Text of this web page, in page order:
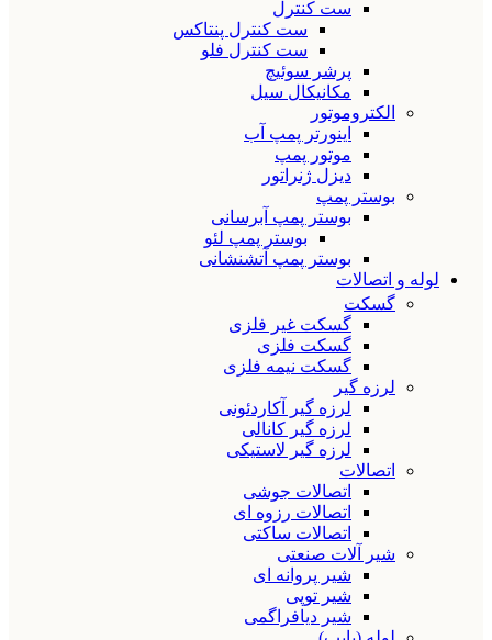
ست کنترل
ست کنترل پنتاکس
ست کنترل فلو
پرشر سوئیچ
مکانیکال سیل
الکتروموتور
اینورتر پمپ آب
موتور پمپ
دیزل ژنراتور
بوستر پمپ
بوستر پمپ آبرسانی
بوستر پمپ لئو
بوستر پمپ آتشنشانی
لوله و اتصالات
گسکت
گسکت غیر فلزی
گسکت فلزی
گسکت نیمه فلزی
لرزه گیر
لرزه گیر آکاردئونی
لرزه گیر کانالی
لرزه گیر لاستیکی
اتصالات
اتصالات جوشی
اتصالات رزوه ای
اتصالات ساکتی
شیر آلات صنعتی
شیر پروانه ای
شیر توپی
شیر دیافراگمی